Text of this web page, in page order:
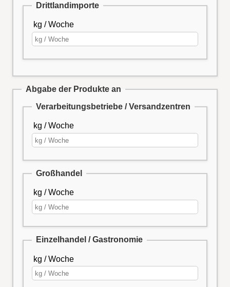
Drittlandimporte
kg / Woche
Abgabe der Produkte an
Verarbeitungsbetriebe / Versandzentren
kg / Woche
Großhandel
kg / Woche
Einzelhandel / Gastronomie
kg / Woche